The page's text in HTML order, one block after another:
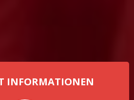
INFORMATIONEN